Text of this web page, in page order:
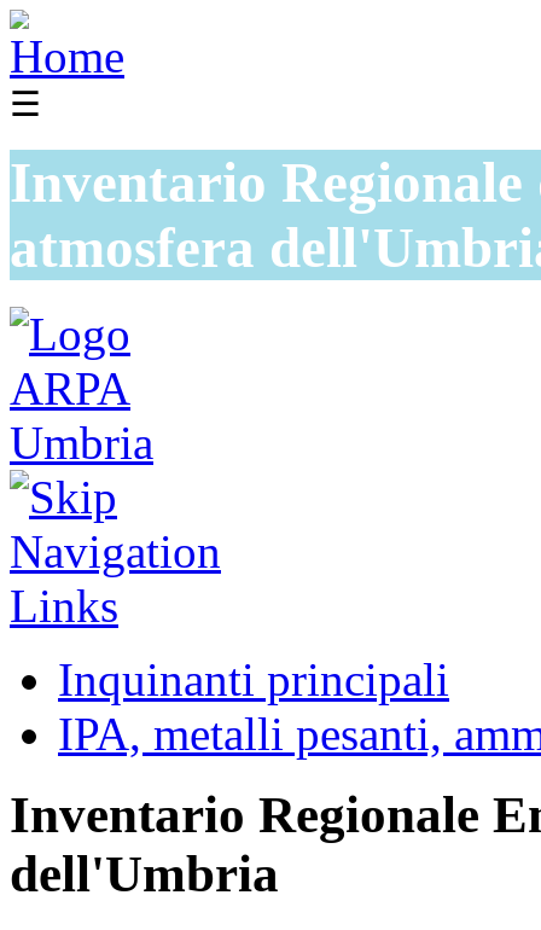
☰
Inventario
atmosfera
Inquinanti principali
IPA, metalli pesanti,
Inventario Regionale
dell'Umbria